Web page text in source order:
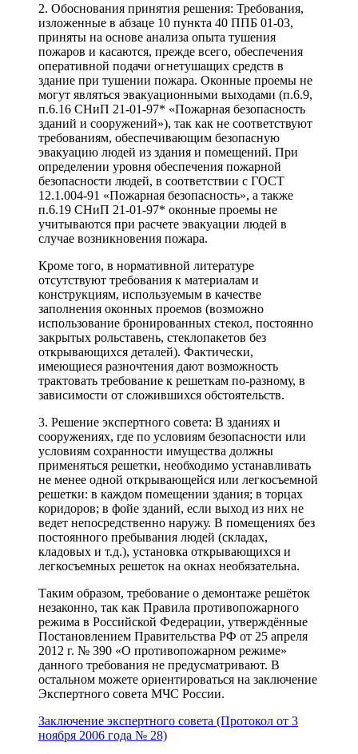
2. Обоснования принятия решения: Требования,
изложенные в абзаце 10 пункта 40 ППБ 01-03,
приняты на основе анализа опыта тушения
пожаров и касаются, прежде всего, обеспечения
оперативной подачи огнетушащих средств в
здание при тушении пожара. Оконные проемы не
могут являться эвакуационными выходами (п.6.9,
п.6.16 СНиП 21-01-97* «Пожарная безопасность
зданий и сооружений»), так как не соответствуют
требованиям, обеспечивающим безопасную
эвакуацию людей из здания и помещений. При
определении уровня обеспечения пожарной
безопасности людей, в соответствии с ГОСТ
12.1.004-91 «Пожарная безопасность», а также
п.6.19 СНиП 21-01-97* оконные проемы не
учитываются при расчете эвакуации людей в
случае возникновения пожара.
Кроме того, в нормативной литературе
отсутствуют требования к материалам и
конструкциям, используемым в качестве
заполнения оконных проемов (возможно
использование бронированных стекол, постоянно
закрытых рольставень, стеклопакетов без
открывающихся деталей). Фактически,
имеющиеся разночтения дают возможность
трактовать требование к решеткам по-разному, в
зависимости от сложившихся обстоятельств.
3. Решение экспертного совета: В зданиях и
сооружениях, где по условиям безопасности или
условиям сохранности имущества должны
применяться решетки, необходимо устанавливать
не менее одной открывающейся или легкосъемной
решетки: в каждом помещении здания; в торцах
коридоров; в фойе зданий, если выход из них не
ведет непосредственно наружу. В помещениях без
постоянного пребывания людей (складах,
кладовых и т.д.), установка открывающихся и
легкосъемных решеток на окнах необязательна.
Таким образом, требование о демонтаже решёток
незаконно, так как Правила противопожарного
режима в Российской Федерации, утверждённые
Постановлением Правительства РФ от 25 апреля
2012 г. № 390 «О противопожарном режиме»
данного требования не предусматривают. В
остальном можете ориентироваться на заключение
Экспертного совета МЧС России.
Заключение экспертного совета (Протокол от 3
ноября 2006 года № 28)